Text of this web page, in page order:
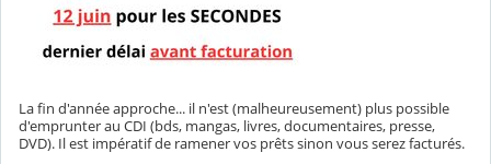
La fin d'année approche... il n'est (malheureusement) plus possible
d'emprunter au CDI (bds, mangas, livres, documentaires, presse,
DVD). Il est impératif de ramener vos prêts sinon vous serez facturés.